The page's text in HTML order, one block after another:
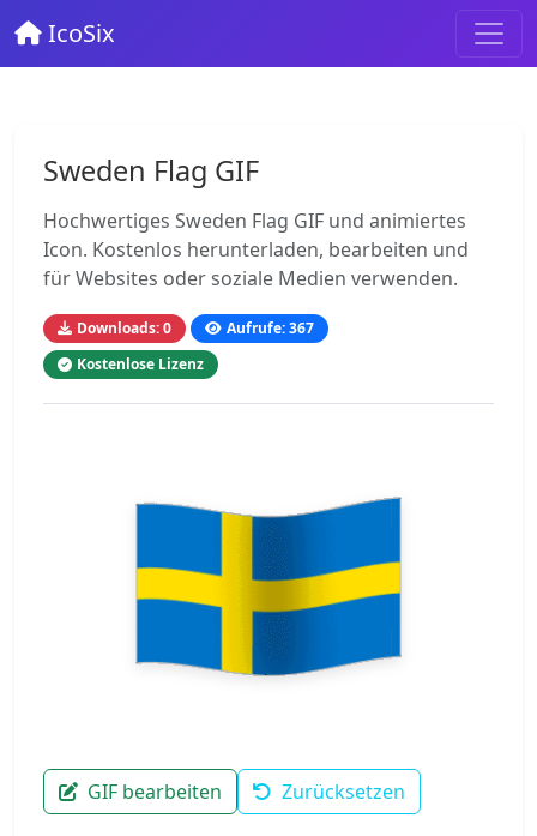
IcoSix
Sweden Flag GIF
Hochwertiges Sweden Flag GIF und animiertes
Icon. Kostenlos herunterladen, bearbeiten und
für Websites oder soziale Medien verwenden.
Downloads: 0
Aufrufe: 367
Kostenlose Lizenz
GIF bearbeiten Zurücksetzen